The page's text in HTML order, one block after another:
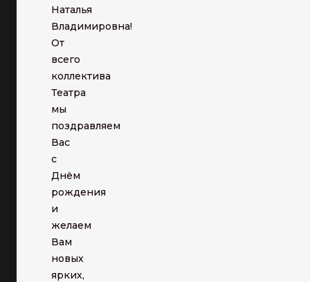
Наталья
Владимировна!
От
всего
коллектива
Театра
мы
поздравляем
Вас
с
Днём
рождения
и
желаем
Вам
новых
ярких,